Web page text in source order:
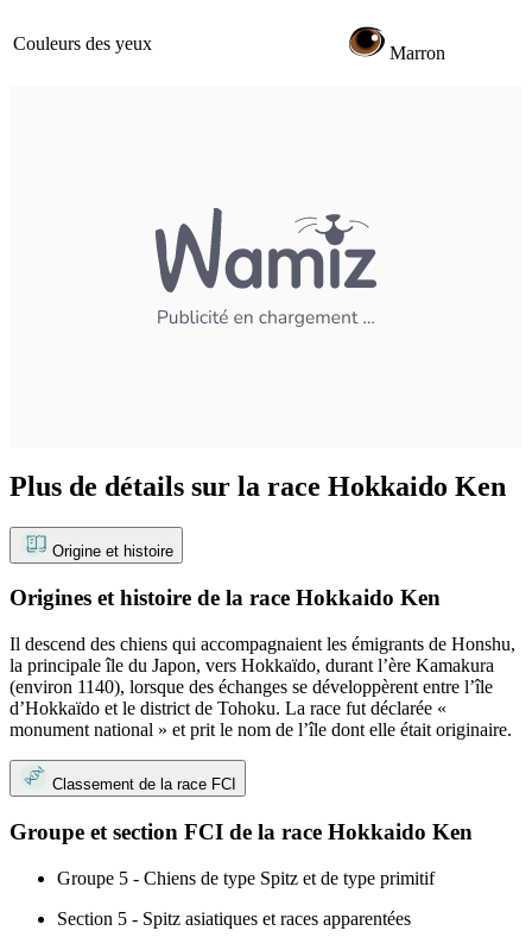
Couleurs des yeux Marron
Plus de détails sur la race Hokkaido Ken
Origine et histoire
Origines et histoire de la race Hokkaido Ken
Il descend des chiens qui accompagnaient les émigrants de Honshu,
la principale île du Japon, vers Hokkaïdo, durant l’ère Kamakura
(environ 1140), lorsque des échanges se développèrent entre l’île
d’Hokkaïdo et le district de Tohoku. La race fut déclarée «
monument national » et prit le nom de l’île dont elle était originaire.
Classement de la race FCI
Groupe et section FCI de la race Hokkaido Ken
Groupe 5 - Chiens de type Spitz et de type primitif
Section 5 - Spitz asiatiques et races apparentées